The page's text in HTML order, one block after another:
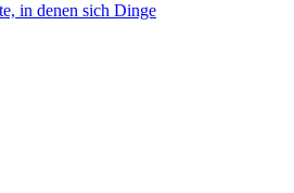
in denen sich Dinge